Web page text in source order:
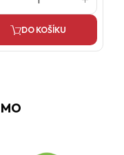
DO KOŠÍKU